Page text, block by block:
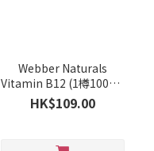
Webber Naturals
Vitamin B12 (1樽100粒)
(10月下旬)
HK$109.00